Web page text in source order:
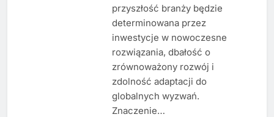
przyszłość branży będzie
determinowana przez
inwestycje w nowoczesne
rozwiązania, dbałość o
zrównoważony rozwój i
zdolność adaptacji do
globalnych wyzwań.
Znaczenie…